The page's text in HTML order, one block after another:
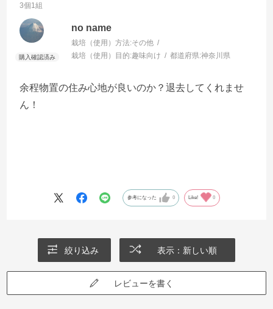
3個1組
no name
栽培（使用）方法:その他
栽培（使用）目的:趣味向け 都道府県:神奈川県
余程物置の住み心地が良いのか？退去してくれませ
ん！
参考になった 0 Like! 0
絞り込み 表示：新しい順
レビューを書く